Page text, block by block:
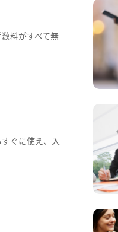
料がすべて無
ぐに使え、入